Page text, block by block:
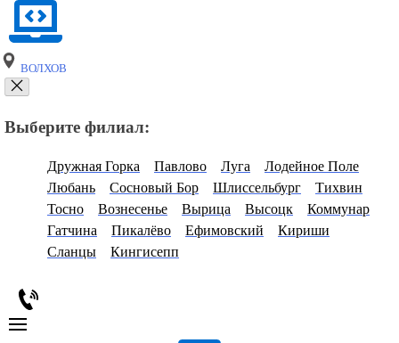
ВОЛХОВ
Выберите филиал:
Дружная Горка Павлово Луга
Лодейное Поле
Любань
Сосновый Бор Шлиссельбург
Тихвин
Тосно
Вознесенье Вырица Высоцк
Коммунар
Гатчина
Пикалёво Ефимовский
Кириши
Сланцы
Кингисепп